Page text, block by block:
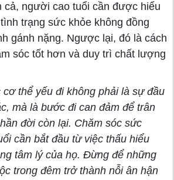
người cao tuổi cần được hiểu
trạng sức khỏe không đồng
gánh nặng. Ngược lại, đó là cách
sóc tốt hơn và duy trì chất lượng
thể yếu đi không phải là sự đầu
mà là bước đi can đảm để trân
đời còn lại. Chăm sóc sức
cần bắt đầu từ việc thấu hiểu
tâm lý của họ. Đừng để những
trong đêm trở thành nỗi ân hận